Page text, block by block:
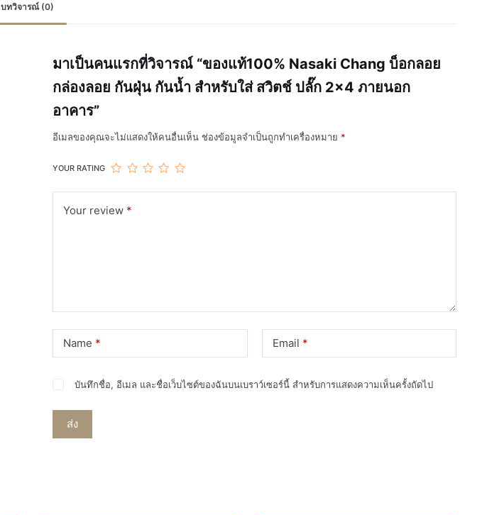
บทวิจารณ์ (0)
มาเป็นคนแรกที่วิจารณ์ “ของแท้100% Nasaki Chang บ็อกลอย
กล่องลอย กันฝุ่น กันน้ำ สำหรับใส่ สวิตช์ ปลั๊ก 2×4 ภายนอก
อาคาร”
อีเมลของคุณจะไม่แสดงให้คนอื่นเห็น ช่องข้อมูลจำเป็นถูกทำเครื่องหมาย *
YOUR RATING
Your review *
Name * Email *
บันทึกชื่อ, อีเมล และชื่อเว็บไซต์ของฉันบนเบราว์เซอร์นี้ สำหรับการแสดงความเห็นครั้งถัดไป
ส่ง